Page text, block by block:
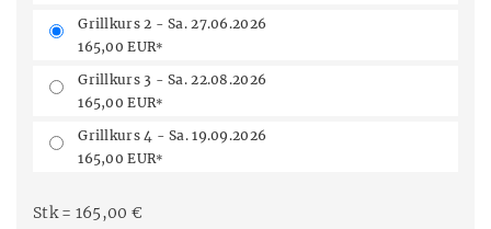
Grillkurs 2 - Sa. 27.06.2026
165,00 EUR*
Grillkurs 3 - Sa. 22.08.2026
165,00 EUR*
Grillkurs 4 - Sa. 19.09.2026
165,00 EUR*
Stk = 165,00 €